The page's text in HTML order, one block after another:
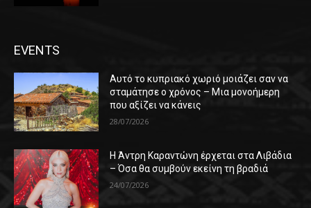
EVENTS
Αυτό το κυπριακό χωριό μοιάζει σαν να
σταμάτησε ο χρόνος – Μια μονοήμερη
που αξίζει να κάνεις
28/07/2026
Η Άντρη Καραντώνη έρχεται στα Λιβάδια
– Όσα θα συμβούν εκείνη τη βραδιά
24/07/2026